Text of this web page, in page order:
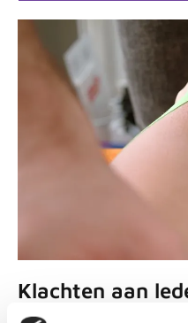
Klachten aan